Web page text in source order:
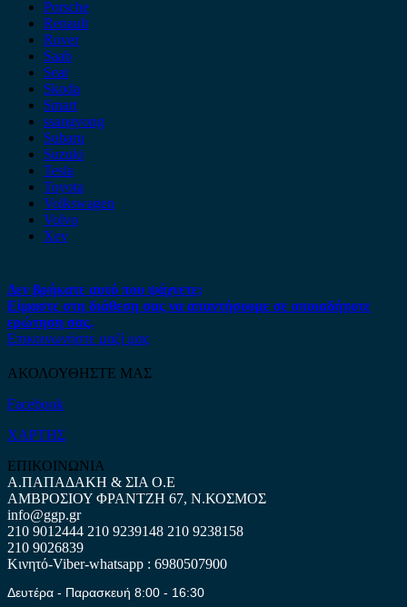
Porsche
Renault
Rover
Saab
Seat
Skoda
Smart
ssangyong
Subaru
Suzuki
Tesla
Toyota
Volkswagen
Volvo
Xev
Δεν βρήκατε αυτό που ψάχνετε;
Είμαστε στη διάθεση σας να απαντήσουμε σε οποιαδήποτε
ερώτηση σας.
Επικοινωνήστε μαζί μας
ΑΚΟΛΟΥΘΗΣΤΕ ΜΑΣ
Facebook
ΧΑΡΤΗΣ
ΕΠΙΚΟΙΝΩΝΙΑ
Α.ΠΑΠΑΔΑΚΗ & ΣΙΑ Ο.Ε
ΑΜΒΡΟΣΙΟΥ ΦΡΑΝΤΖΗ 67, Ν.ΚΟΣΜΟΣ
info@ggp.gr
210 9012444 210 9239148 210 9238158
210 9026839
Κινητό-Viber-whatsapp : 6980507900
Δευτέρα - Παρασκευή 8:00 - 16:30